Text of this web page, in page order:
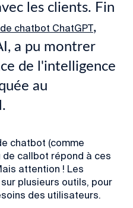
les clients. Fin
chatbot ChatGPT,
a pu montrer
de l'intelligence
au
chatbot (comme
de callbot répond à ces
attention ! Les
plusieurs outils, pour
des utilisateurs.